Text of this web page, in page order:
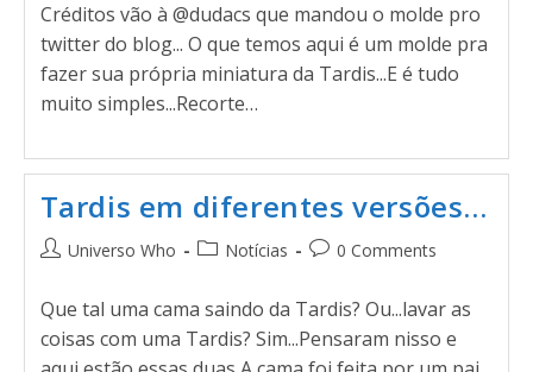
Créditos vão à @dudacs que mandou o molde pro
twitter do blog... O que temos aqui é um molde pra
fazer sua própria miniatura da Tardis...E é tudo
muito simples...Recorte…
Tardis em diferentes versões…
Universo Who Notícias 0 Comments
Que tal uma cama saindo da Tardis? Ou...lavar as
coisas com uma Tardis? Sim...Pensaram nisso e